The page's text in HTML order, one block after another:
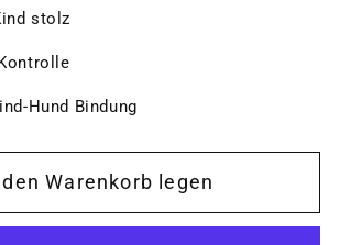
stolz
Hund Bindung
Warenkorb legen